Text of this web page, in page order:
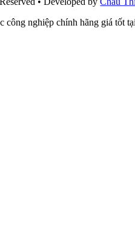
công nghiệp chính hãng giá tốt